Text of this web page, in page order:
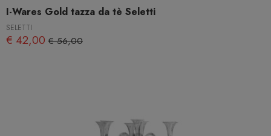
I-Wares Gold tazza da tè Seletti
SELETTI
€ 42,00 € 56,00